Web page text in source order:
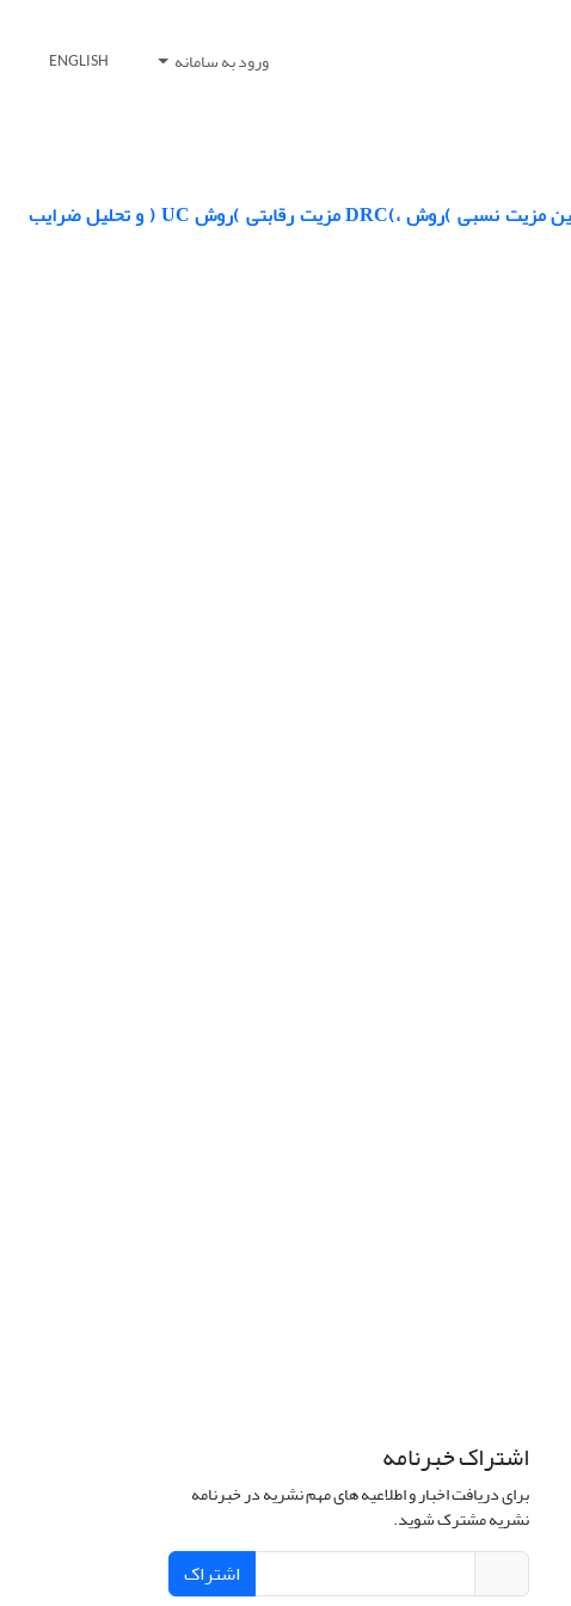
ورود به سامانه ENGLISH
ارزیابی بنگا ههای اقتصادی کشور با رویکرد عضویت در سازمان تجارت جهانی با تعیین مزیت نسبی )روش ،)DRC مزیت رقابتی )روش UC ( و تحلیل ضرایب
اشتراک خبرنامه
برای دریافت اخبار و اطلاعیه های مهم نشریه در خبرنامه
نشریه مشترک شوید.
اشتراک